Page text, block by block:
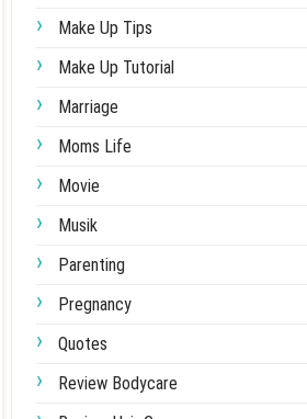
Make Up Tips
Make Up Tutorial
Marriage
Moms Life
Movie
Musik
Parenting
Pregnancy
Quotes
Review Bodycare